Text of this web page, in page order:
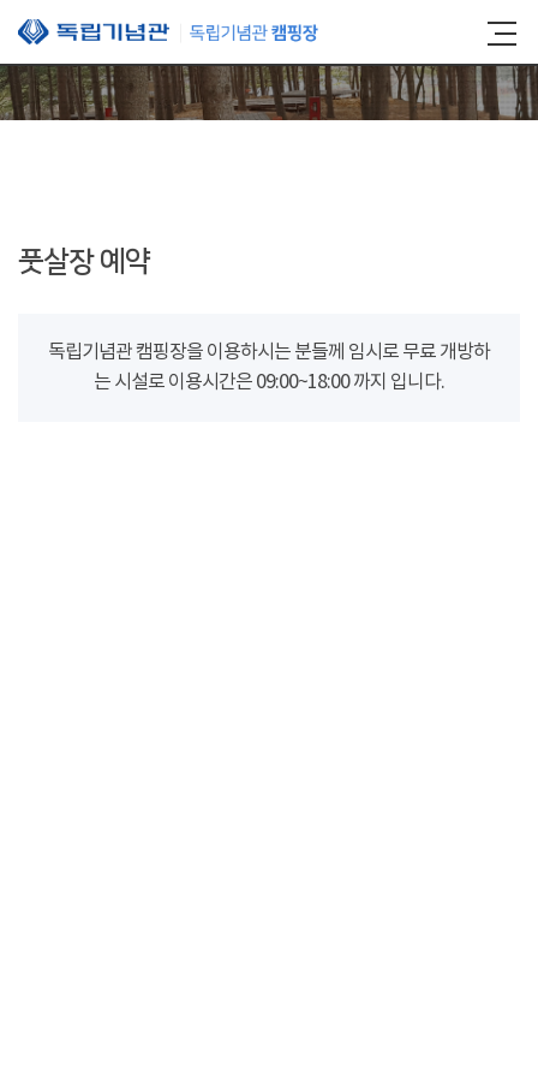
본문 바로가기
풋살장 예약
독립기념관 캠핑장을 이용하시는 분들께 임시로 무료 개방하
는 시설로 이용시간은 09:00~18:00 까지 입니다.